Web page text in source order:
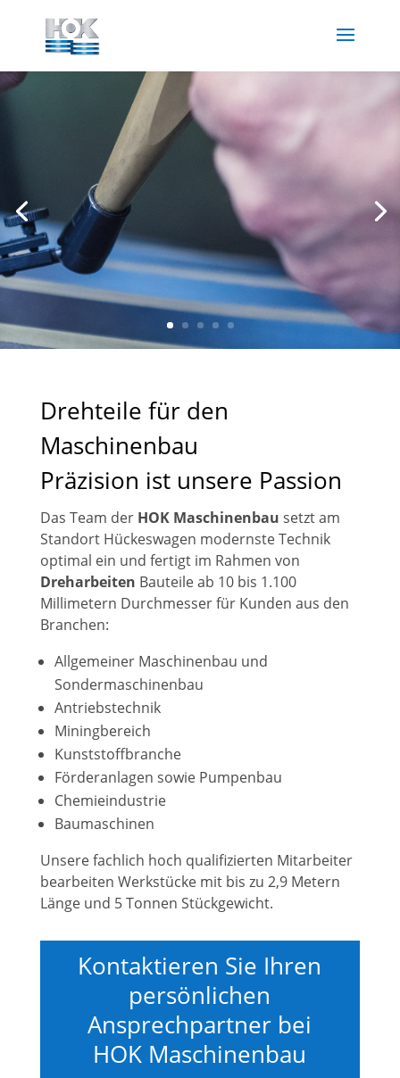
Drehteile für den
Maschinenbau
Präzision ist unsere Passion
Das Team derHOK Maschinenbau setzt am
Standort Hückeswagen modernste Technik
optimal ein und fertigt im Rahmen von
Dreharbeiten Bauteile ab 10 bis 1.100
Millimetern Durchmesser für Kunden aus den
Branchen:
Allgemeiner Maschinenbau und
Sondermaschinenbau
Antriebstechnik
Miningbereich
Kunststoffbranche
Förderanlagen sowie Pumpenbau
Chemieindustrie
Baumaschinen
Unsere fachlich hoch qualifizierten Mitarbeiter
bearbeiten Werkstücke mit bis zu 2,9 Metern
Länge und 5 Tonnen Stückgewicht.
Kontaktieren Sie Ihren
persönlichen
Ansprechpartner bei
HOK Maschinenbau